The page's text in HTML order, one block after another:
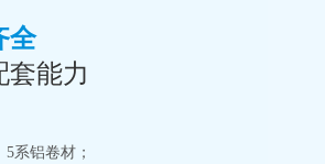
全
套能力
系铝卷材；